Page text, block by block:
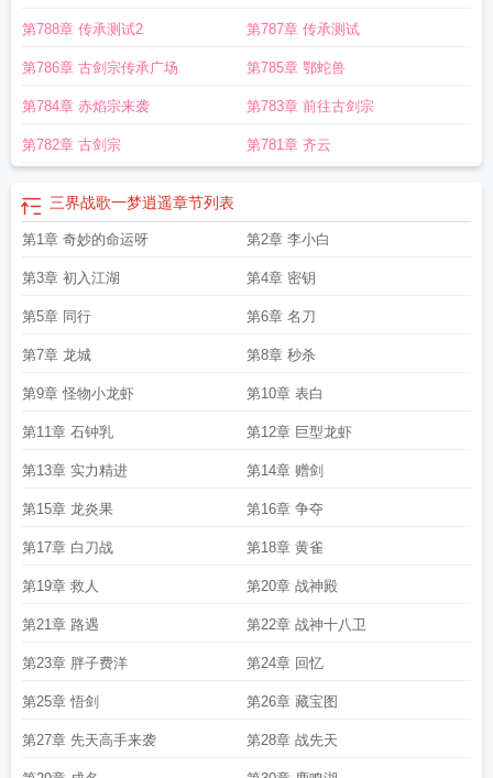
第788章 传承测试2 第787章 传承测试
第786章 古剑宗传承广场 第785章 鄂蛇兽
第784章 赤焰宗来袭 第783章 前往古剑宗
第782章 古剑宗 第781章 齐云
三界战歌一梦逍遥章节列表
第1章 奇妙的命运呀 第2章 李小白
第3章 初入江湖 第4章 密钥
第5章 同行 第6章 名刀
第7章 龙城 第8章 秒杀
第9章 怪物小龙虾 第10章 表白
第11章 石钟乳 第12章 巨型龙虾
第13章 实力精进 第14章 赠剑
第15章 龙炎果 第16章 争夺
第17章 白刀战 第18章 黄雀
第19章 救人 第20章 战神殿
第21章 路遇 第22章 战神十八卫
第23章 胖子费洋 第24章 回忆
第25章 悟剑 第26章 藏宝图
第27章 先天高手来袭 第28章 战先天